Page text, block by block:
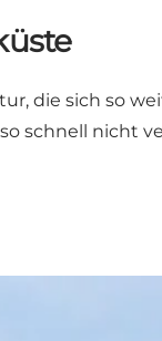
die sich so
schnell nicht